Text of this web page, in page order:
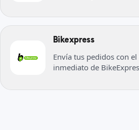
Bikexpress
Envía tus pedidos con
inmediato de